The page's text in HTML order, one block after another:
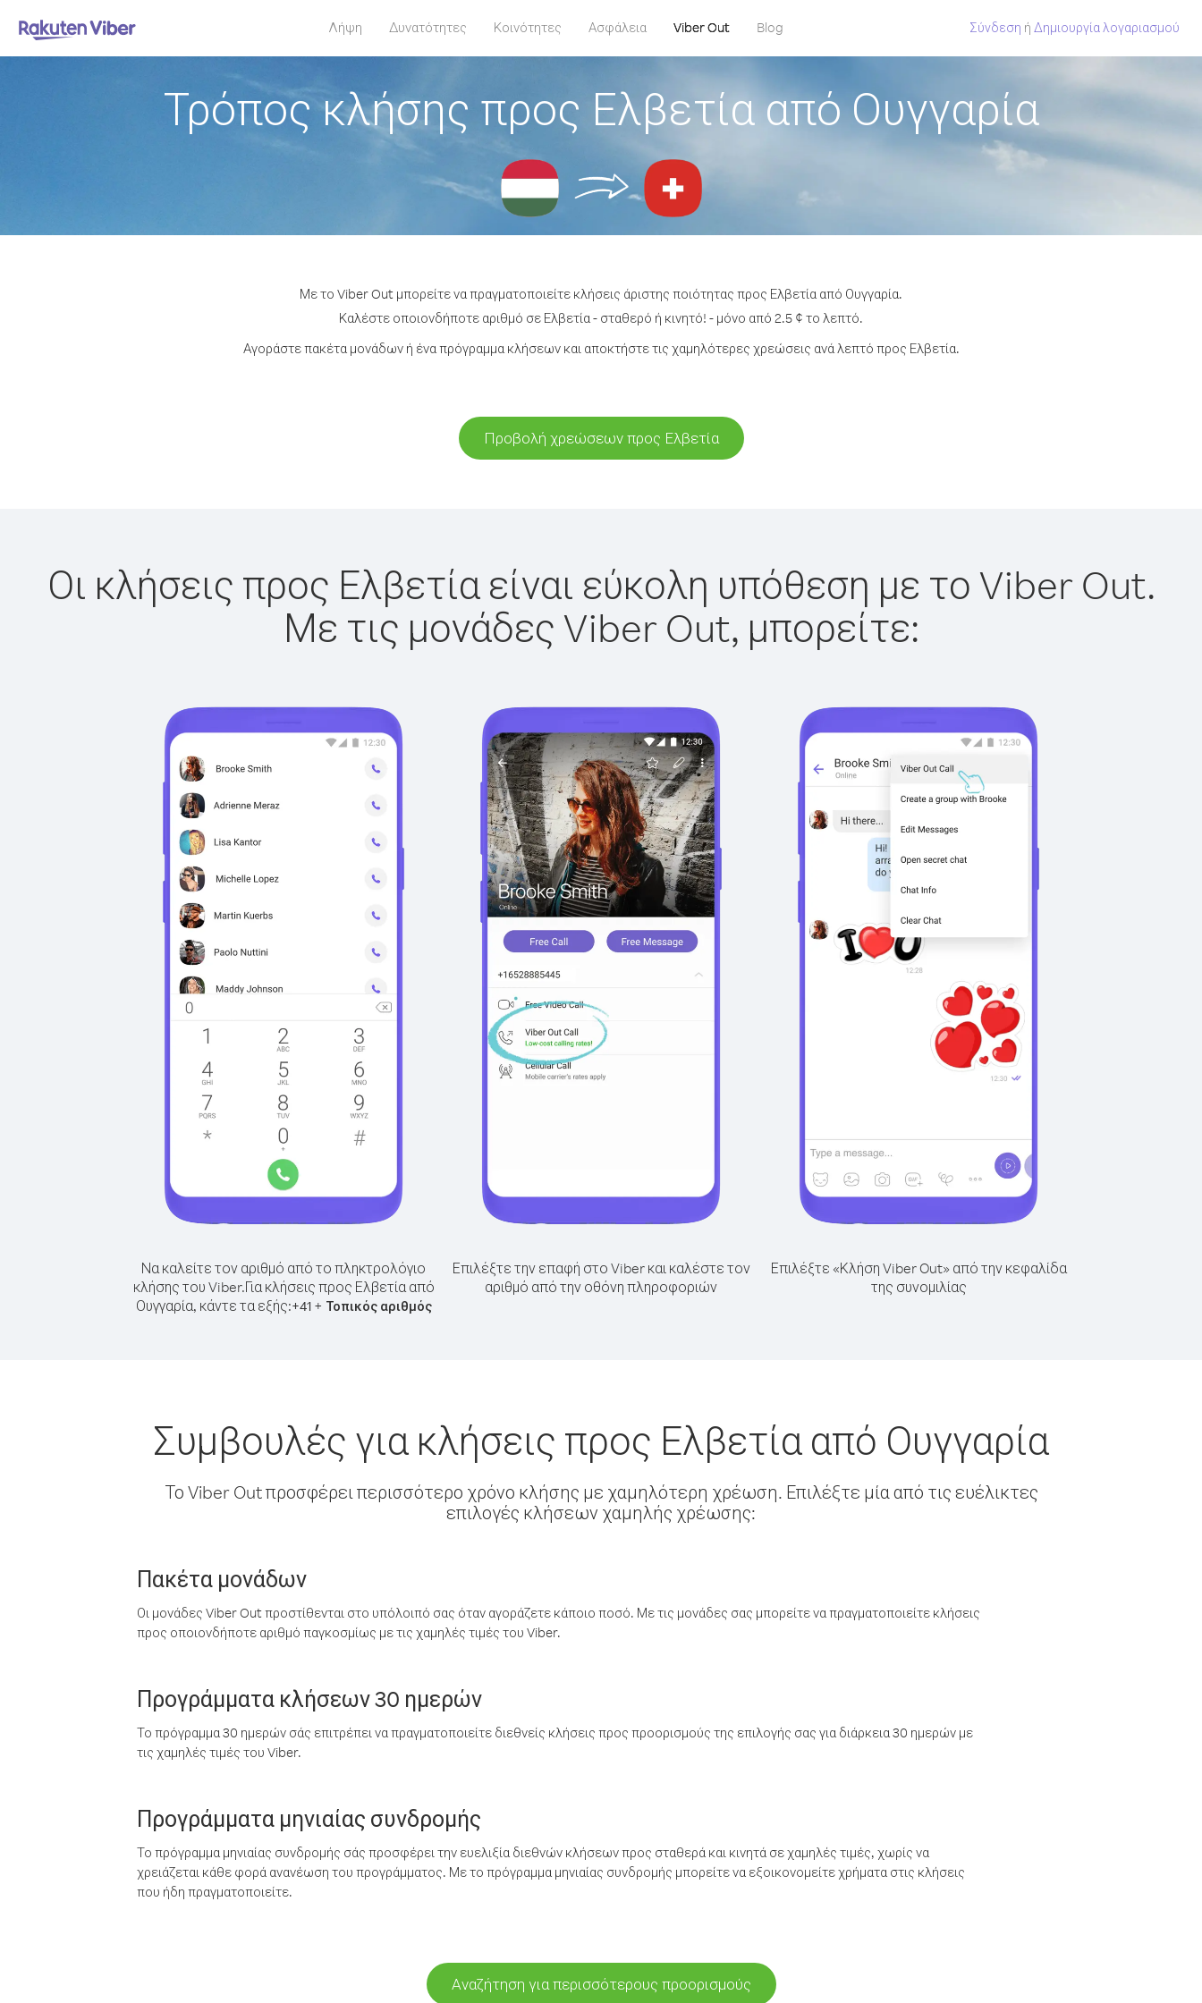
Λήψη Δυνατότητες Κοινότητες Ασφάλεια Viber Out Blog Σύνδεση ή Δημιουργία λογαριασμού
Τρόπος κλήσης προς Ελβετία από Ουγγαρία
Με το Viber Out μπορείτε να πραγματοποιείτε κλήσεις άριστης ποιότητας προς Ελβετία από Ουγγαρία.
Καλέστε οποιονδήποτε αριθμό σε Ελβετία - σταθερό ή κινητό! - μόνο από 2.5 ¢ το λεπτό.
Αγοράστε πακέτα μονάδων ή ένα πρόγραμμα κλήσεων και αποκτήστε τις χαμηλότερες χρεώσεις ανά λεπτό προς Ελβετία.
Προβολή χρεώσεων προς Ελβετία
Οι κλήσεις προς Ελβετία είναι εύκολη υπόθεση με το Viber Out.
Με τις μονάδες Viber Out, μπορείτε:
Να καλείτε τον αριθμό από το πληκτρολόγιο
κλήσης του Viber.Για κλήσεις προς Ελβετία από
Ουγγαρία, κάντε τα εξής:+41+ Τοπικός αριθμός
Επιλέξτε την επαφή στο Viber και καλέστε τον
αριθμό από την οθόνη πληροφοριών
Επιλέξτε «Κλήση Viber Out» από την κεφαλίδα
της συνομιλίας
Συμβουλές για κλήσεις προς Ελβετία από Ουγγαρία
Το Viber Out προσφέρει περισσότερο χρόνο κλήσης με χαμηλότερη χρέωση. Επιλέξτε μία από τις ευέλικτες
επιλογές κλήσεων χαμηλής χρέωσης:
Πακέτα μονάδων
Οι μονάδες Viber Out προστίθενται στο υπόλοιπό σας όταν αγοράζετε κάποιο ποσό. Με τις μονάδες σας μπορείτε να πραγματοποιείτε κλήσεις
προς οποιονδήποτε αριθμό παγκοσμίως με τις χαμηλές τιμές του Viber.
Προγράμματα κλήσεων 30 ημερών
Το πρόγραμμα 30 ημερών σάς επιτρέπει να πραγματοποιείτε διεθνείς κλήσεις προς προορισμούς της επιλογής σας για διάρκεια 30 ημερών με
τις χαμηλές τιμές του Viber.
Προγράμματα μηνιαίας συνδρομής
Το πρόγραμμα μηνιαίας συνδρομής σάς προσφέρει την ευελιξία διεθνών κλήσεων προς σταθερά και κινητά σε χαμηλές τιμές, χωρίς να
χρειάζεται κάθε φορά ανανέωση του προγράμματος. Με το πρόγραμμα μηνιαίας συνδρομής μπορείτε να εξοικονομείτε χρήματα στις κλήσεις
που ήδη πραγματοποιείτε.
Αναζήτηση για περισσότερους προορισμούς